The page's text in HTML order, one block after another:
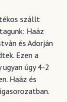
szállt
Haáz
és Adorján
Ezen a
úgy 4-2
Haáz és